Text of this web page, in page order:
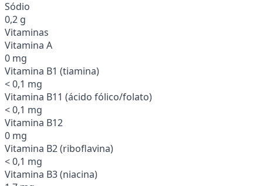
Sódio
0,2 g
Vitaminas
Vitamina A
0 mg
Vitamina B1 (tiamina)
< 0,1 mg
Vitamina B11 (ácido fólico/folato)
< 0,1 mg
Vitamina B12
0 mg
Vitamina B2 (riboflavina)
< 0,1 mg
Vitamina B3 (niacina)